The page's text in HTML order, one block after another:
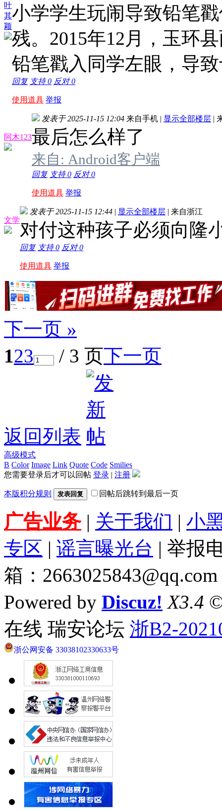
叶
其
颖
小学学生玩闹导致铅笔
残。2015年12月，玉环
铅笔戳入同学左眼，导
回复 支持0 反对0
使用道具 举报
阿木123
发表于 2025-11-15 12:04 来自手机 | 显示全部楼层 |
最后怎么样了
来自: Android客户端
回复 支持0 反对0
使用道具 举报
文学
发表于 2025-11-15 12:44 | 显示全部楼层 | 来自浙江
对付这种孩子必须向隆
回复 支持0 反对0
使用道具 举报
下一页 »
123 / 3 页下一页
返回列表
高级模式
B Color Image Link Quote Code Smilies
您需要登录后才可以回帖 登录 | 注册
本版积分规则 发表回复 回帖后跳转到最后一页
广告业务| 关于我们 | 小
专区 | 谣言曝光台 | 举报
箱：2663025843@qq.com
Powered by Discuz! X3.4
在线 瑞安论坛 浙B2-
浙公网安备 33038102330633号